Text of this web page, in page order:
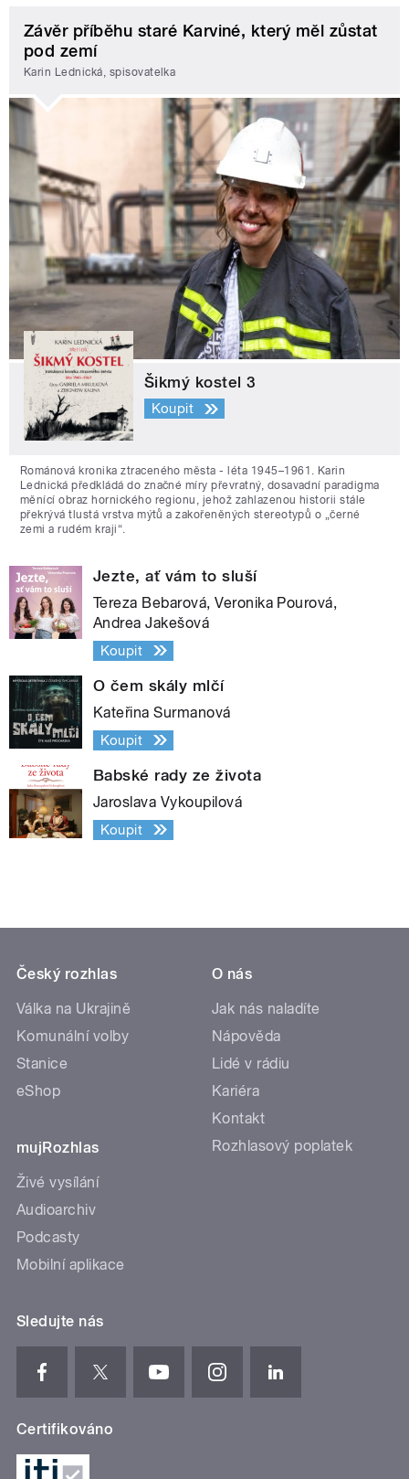
Závěr příběhu staré Karviné, který měl zůstat
pod zemí
Karin Lednická, spisovatelka
Šikmý kostel 3
Koupit
Románová kronika ztraceného města - léta 1945–1961. Karin
Lednická předkládá do značné míry převratný, dosavadní paradigma
měnící obraz hornického regionu, jehož zahlazenou historii stále
překrývá tlustá vrstva mýtů a zakořeněných stereotypů o „černé
zemi a rudém kraji“.
Jezte, ať vám to sluší
Tereza Bebarová, Veronika Pourová,
Andrea Jakešová
Koupit
O čem skály mlčí
Kateřina Surmanová
Koupit
Babské rady ze života
Jaroslava Vykoupilová
Koupit
Český rozhlas
Válka na Ukrajině
Komunální volby
Stanice
eShop
mujRozhlas
Živé vysílání
Audioarchiv
Podcasty
Mobilní aplikace
O nás
Jak nás naladíte
Nápověda
Lidé v rádiu
Kariéra
Kontakt
Rozhlasový poplatek
Sledujte nás
Certifikováno